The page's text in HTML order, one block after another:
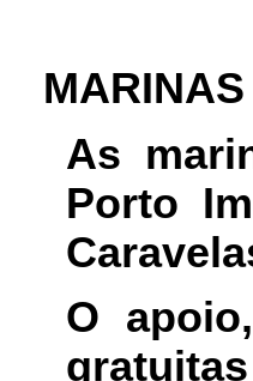
As
Porto
O